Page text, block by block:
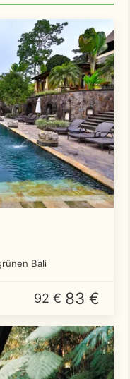
Bali
92 € 83 €